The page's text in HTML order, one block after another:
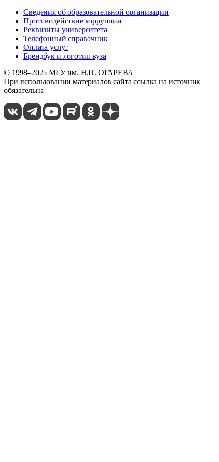
Сведения об образовательной организации
Противодействие коррупции
Реквизиты университета
Телефонный справочник
Оплата услуг
Брендбук и логотип вуза
© 1998–2026 МГУ им. Н.П. ОГАРЁВА
При использовании материалов сайта ссылка на источник
обязательна